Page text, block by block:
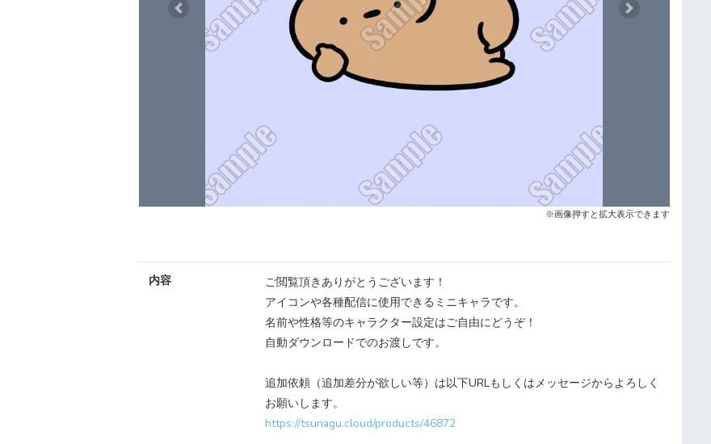
Previous Next
※画像押すと拡大表示できます
内容
ご閲覧頂きありがとうございます！
アイコンや各種配信に使用できるミニキャラです。
名前や性格等のキャラクター設定はご自由にどうぞ！
自動ダウンロードでのお渡しです。
追加依頼（追加差分が欲しい等）は以下URLもしくはメッセージからよろしく
お願いします。
https://tsunagu.cloud/products/46872